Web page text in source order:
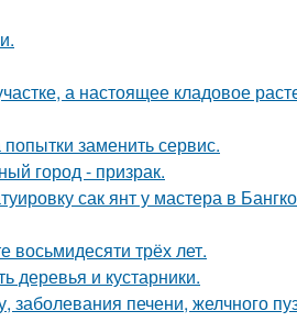
а настоящее кладовое
заменить сервис.
город - призрак.
сак янт у мастера в
восьмидесяти трёх лет.
деревья и кустарники.
заболевания печени, желчного